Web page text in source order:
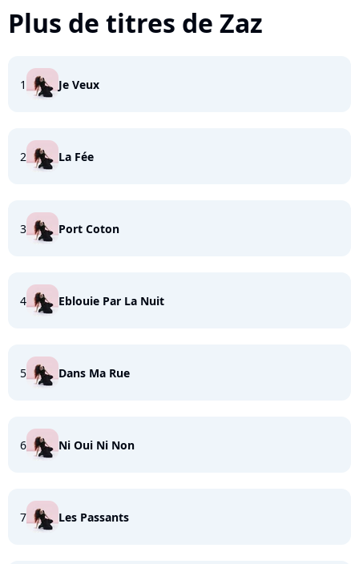
Plus de titres de Zaz
1 Je Veux
2 La Fée
3 Port Coton
4 Eblouie Par La Nuit
5 Dans Ma Rue
6 Ni Oui Ni Non
7 Les Passants